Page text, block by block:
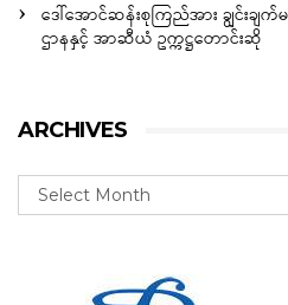
ဒေါ်အောင်ဆန်းစုကြည်အား ချွင်းချက်
ဌာနနှင့် အာဆီယံ ဥက္ကဋ္ဌတောင်းဆို
ARCHIVES